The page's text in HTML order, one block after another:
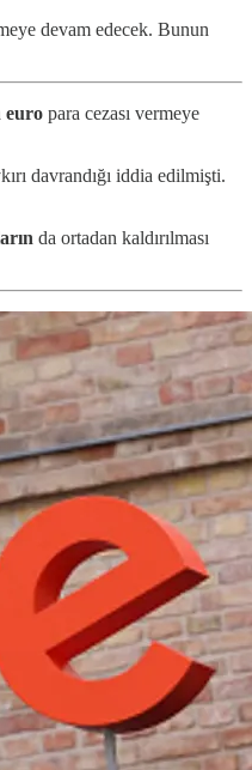
devam edecek. Bunun
euro para cezası vermeye
davrandığı iddia edilmişti.
da ortadan kaldırılması